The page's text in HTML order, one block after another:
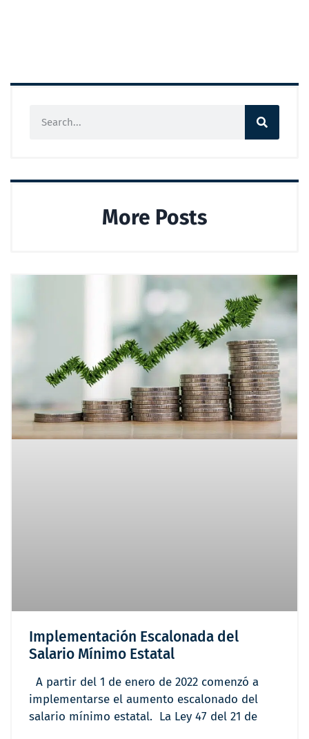
More Posts
Implementación Escalonada del
Salario Mínimo Estatal
A partir del 1 de enero de 2022 comenzó a
implementarse el aumento escalonado del
salario mínimo estatal. La Ley 47 del 21 de